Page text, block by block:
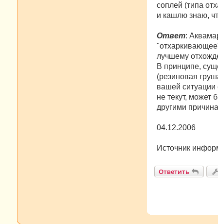
соплей (типа
и кашлю знаю,
Ответ:
лучшему
В принципе,
(резиновая
вашей ситуации
не текут, может
другими
04.12.2006
Источник
Ответить